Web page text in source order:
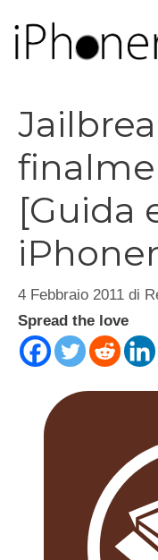
contenuto
[Guida
4 Febbraio 2011 di
Spread the love